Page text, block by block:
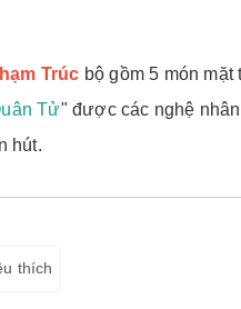
Trúc bộ gồm 5 món
Tử" được các nghệ
hút.
thích